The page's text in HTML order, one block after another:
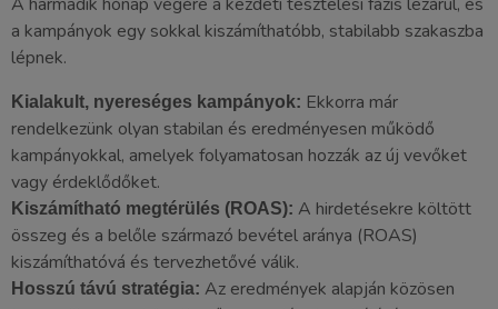
a kampányok egy sokkal kiszámíthatóbb, stabilabb szakaszba
lépnek.
Kialakult, nyereséges kampányok: Ekkorra már
rendelkezünk olyan stabilan és eredményesen működő
kampányokkal, amelyek folyamatosan hozzák az új vevőket
vagy érdeklődőket.
Kiszámítható megtérülés (ROAS): A hirdetésekre költött
összeg és a belőle származó bevétel aránya (ROAS)
kiszámíthatóvá és tervezhetővé válik.
Hosszú távú stratégia: Az eredmények alapján közösen